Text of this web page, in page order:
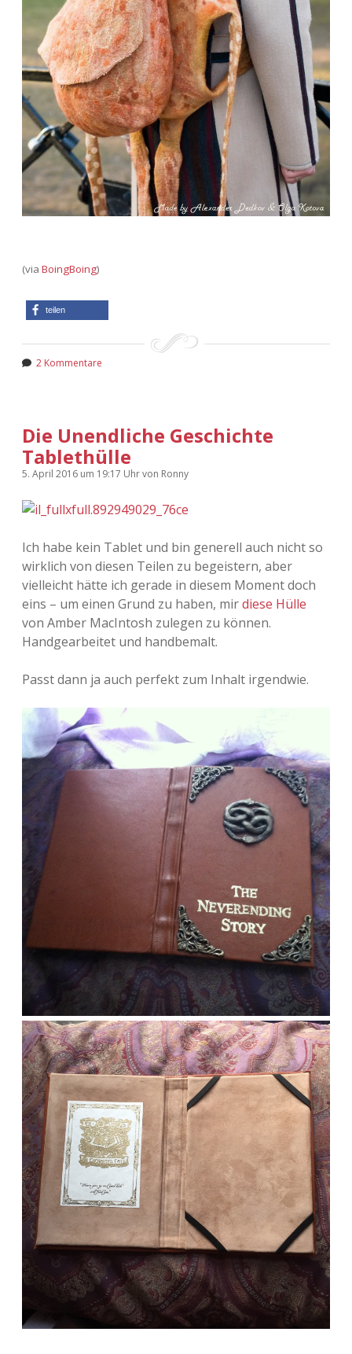
(via BoingBoing)
teilen
2 Kommentare
Die Unendliche Geschichte
Tablethülle
5. April 2016 um 19:17 Uhrvon Ronny
Ich habe kein Tablet und bin generell auch nicht so
wirklich von diesen Teilen zu begeistern, aber
vielleicht hätte ich gerade in diesem Moment doch
eins – um einen Grund zu haben, mirdiese Hülle
von Amber MacIntosh zulegen zu können.
Handgearbeitet und handbemalt.
Passt dann ja auch perfekt zum Inhalt irgendwie.